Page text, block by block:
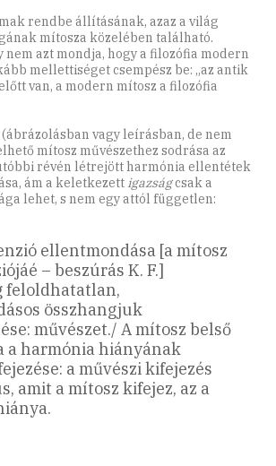
rendbe állításának, azaz a világ
mítosza közelében található.
azt mondja, hogy a filozófia modern
mellettiséget csempész be: „az antik
van, a modern mítosz a filozófia
vagy leírásban, de nem
mítosz művészethez sodrása az
révén létrejött harmónia ellentétek
ám a keletkezett igazságcsak a
lehet, s nem egy attól független:
ellentmondása [a mítosz
– beszúrás K. F.]
feloldhatatlan,
összhangjuk
művészet./ A mítosz belső
a harmónia hiányának
a művészi kifejezés
amit a mítosz kifejez, az a